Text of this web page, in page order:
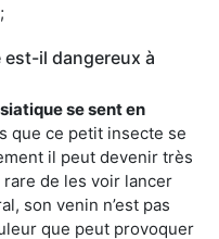
il dangereux à
se sent en
que ce petit insecte se
il peut devenir très
rare de les voir lancer
son venin n’est pas
que peut provoquer